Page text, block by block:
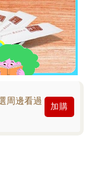
周邊看過
加購